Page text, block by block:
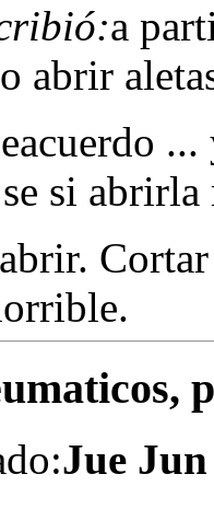
a
abrir
si
Jue